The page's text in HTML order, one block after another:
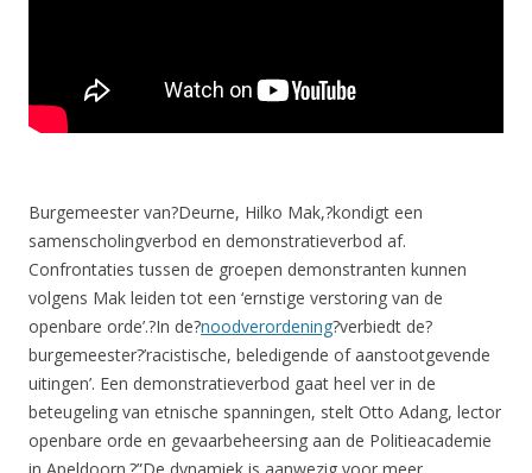
Burgemeester van?Deurne, Hilko Mak,?kondigt een
samenscholingverbod en demonstratieverbod af.
Confrontaties tussen de groepen demonstranten kunnen
volgens Mak leiden tot een ‘ernstige verstoring van de
openbare orde’.?In de?noodverordening?verbiedt de?
burgemeester?’racistische, beledigende of aanstootgevende
uitingen’. Een demonstratieverbod gaat heel ver in de
beteugeling van etnische spanningen, stelt Otto Adang, lector
openbare orde en gevaarbeheersing aan de Politieacademie
in Apeldoorn.?”De dynamiek is aanwezig voor meer